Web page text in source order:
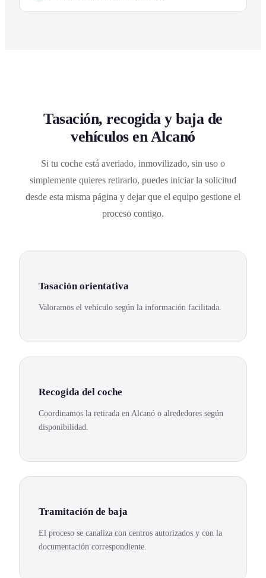
Tasación, recogida y baja de
vehículos en Alcanó
Si tu coche está averiado, inmovilizado, sin uso o
simplemente quieres retirarlo, puedes iniciar la solicitud
desde esta misma página y dejar que el equipo gestione el
proceso contigo.
Tasación orientativa
Valoramos el vehículo según la información facilitada.
Recogida del coche
Coordinamos la retirada en Alcanó o alrededores según
disponibilidad.
Tramitación de baja
El proceso se canaliza con centros autorizados y con la
documentación correspondiente.